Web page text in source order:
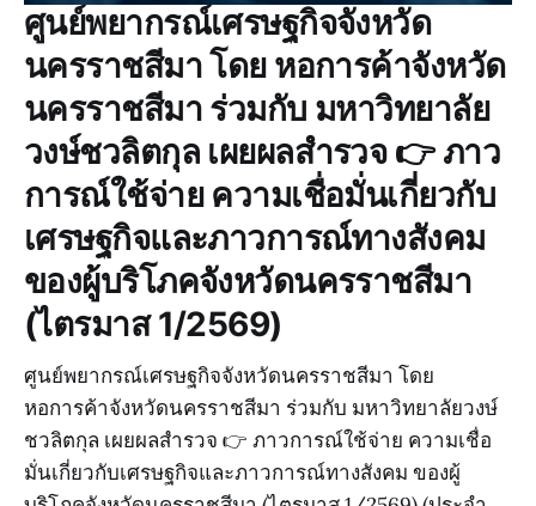
ศูนย์พยากรณ์เศรษฐกิจจังหวัด
นครราชสีมา โดย หอการค้าจังหวัด
นครราชสีมา ร่วมกับ มหาวิทยาลัย
วงษ์ชวลิตกุล เผยผลสำรวจ 👉 ภาว
การณ์ใช้จ่าย ความเชื่อมั่นเกี่ยวกับ
เศรษฐกิจและภาวการณ์ทางสังคม
ของผู้บริโภคจังหวัดนครราชสีมา
(ไตรมาส 1/2569)
ศูนย์พยากรณ์เศรษฐกิจจังหวัดนครราชสีมา โดย
หอการค้าจังหวัดนครราชสีมา ร่วมกับ มหาวิทยาลัยวงษ์
ชวลิตกุล เผยผลสำรวจ 👉 ภาวการณ์ใช้จ่าย ความเชื่อ
มั่นเกี่ยวกับเศรษฐกิจและภาวการณ์ทางสังคม ของผู้